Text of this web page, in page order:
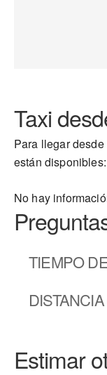
Taxi
Para llegar
están disponibles:
No hay
TIEMPO
DISTANCIA
Estimar